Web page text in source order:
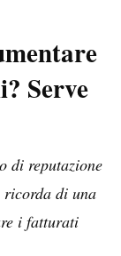
Serve
di reputazione
di una
i fatturati